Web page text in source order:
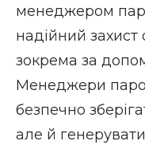
менеджером
надійний захист
зокрема за
Менеджери
безпечно
але й генерувати